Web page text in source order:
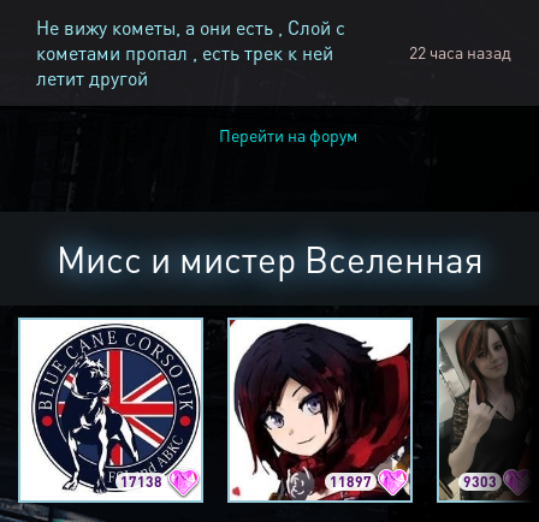
Не вижу кометы, а они есть , Слой с
кометами пропал , есть трек к ней
летит другой
22 часа назад
Перейти на форум
Мисс и мистер Вселенная
17138 11897 9303